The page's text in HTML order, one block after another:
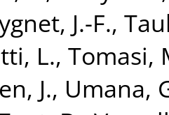
J.-F.,
L., Tomasi,
J., Umana,